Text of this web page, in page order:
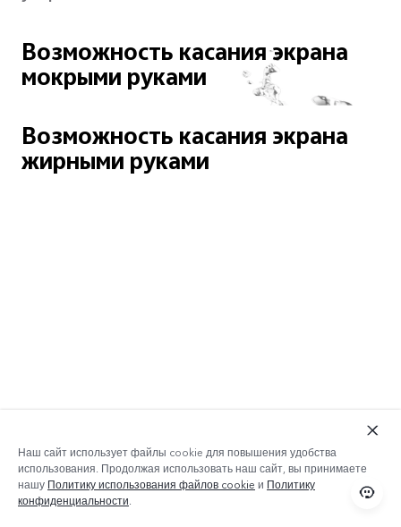
Возможность касанияэкрана
мокрыми руками
Возможность касанияэкрана
жирными руками
Наш сайт использует файлы cookie для повышения удобства
использования. Продолжая использовать наш сайт, вы принимаете
нашу Политику использования файлов cookie и Политику
конфиденциальности.